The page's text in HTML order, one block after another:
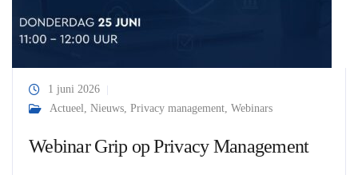
1 juni 2026
Actueel, Nieuws, Privacy management, Webinars
Webinar Grip op Privacy Management